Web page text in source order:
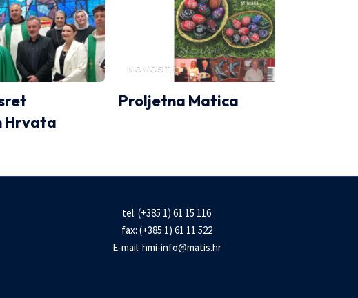
Hrvata
NOVOSTI
Proljetna Matica
tel: (+385 1) 61 15 116
fax: (+385 1) 61 11 522
E-mail: hmi-info@matis.hr